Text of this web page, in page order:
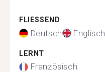
FLIESSEND
Deutsch Englisch
LERNT
Französisch